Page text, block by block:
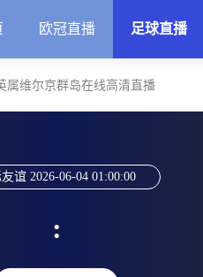
欧冠直播 足球直播
属维尔京群岛在线高清直播
友谊 2026-06-04 01:00:00
: